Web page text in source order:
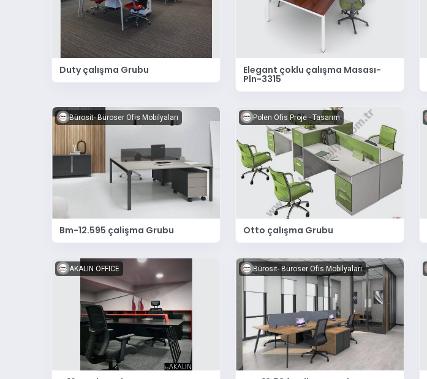
Duty çalışma Grubu Elegant çoklu çalışma Masası-
Pln-3315
Bürosit- Büroser Ofis Mobilyaları
Bm-12.595 çalişma Grubu
Polen Ofis Proje - Tasarım
Otto çalışma Grubu
AKALIN OFFICE Bürosit- Büroser Ofis Mobilyaları